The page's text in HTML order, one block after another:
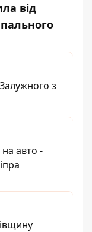
від
з
на авто -